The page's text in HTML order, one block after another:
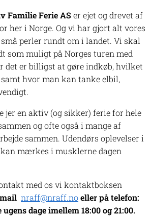
Familie Ferie ASer ejet og drevet af
her i Norge. Og vi har gjort alt vores
perler rundt om i landet. Vi skal
som muligt på Norges turen med
det er billigst at gøre indkøb, hvilket
hvor man kan tanke elbil,
jer en aktiv (og sikker) ferie for hele
og ofte også i mange af
sammen. Udendørs oplevelser i
mærkes i musklerne dagen
med os vi kontaktboksen
nraff@nraff.noeller på telefon:
ugens dage imellem 18:00 og 21:00.